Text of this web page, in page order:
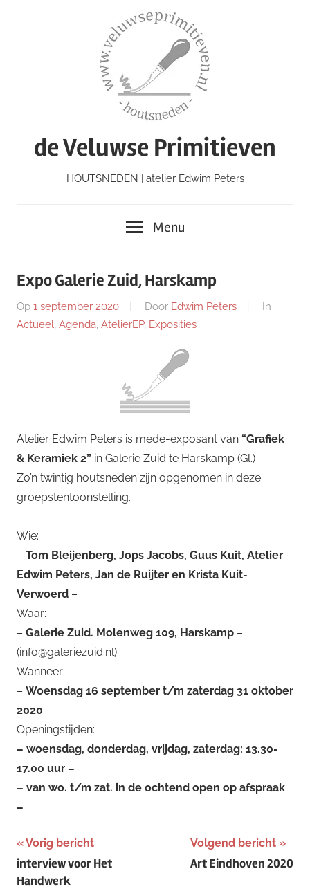
de Veluwse Primitieven
HOUTSNEDEN | atelier Edwim Peters
Menu
Expo Galerie Zuid, Harskamp
Op 1 september 2020 Door Edwim Peters
In
Actueel, Agenda, AtelierEP, Exposities
Atelier Edwim Peters is mede-exposant van “Grafiek
& Keramiek 2” in Galerie Zuid te Harskamp (Gl.)
Zo’n twintig houtsneden zijn opgenomen in deze
groepstentoonstelling.
Wie:
– Tom Bleijenberg, Jops Jacobs, Guus Kuit, Atelier
Edwim Peters, Jan de Ruijter en Krista Kuit-
Verwoerd –
Waar:
– Galerie Zuid. Molenweg 109, Harskamp –
(info@galeriezuid.nl)
Wanneer:
– Woensdag 16 september t/m zaterdag 31 oktober
2020 –
Openingstijden:
– woensdag, donderdag, vrijdag, zaterdag: 13.30-
17.00 uur –
– van wo. t/m zat. in de ochtend open op afspraak
–
Bericht
navigatie
Vorig bericht
interview voor Het
Handwerk
Volgend bericht
Art Eindhoven 2020